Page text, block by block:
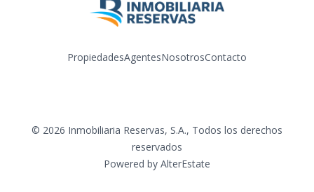
PropiedadesAgentesNosotrosContacto
© 2026 Inmobiliaria Reservas, S.A., Todos los derechos
reservados
Powered by AlterEstate